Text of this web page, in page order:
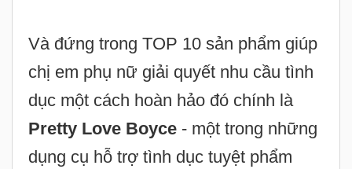
Và đứng trong TOP 10 sản phẩm giúp
chị em phụ nữ giải quyết nhu cầu tình
dục một cách hoàn hảo đó chính là
Pretty Love Boyce - một trong những
dụng cụ hỗ trợ tình dục tuyệt phẩm